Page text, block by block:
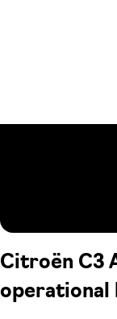
Citroën C3
operational